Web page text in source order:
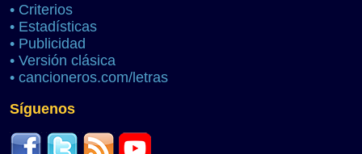
• Criterios
• Estadísticas
• Publicidad
• Versión clásica
• cancioneros.com/letras
Síguenos